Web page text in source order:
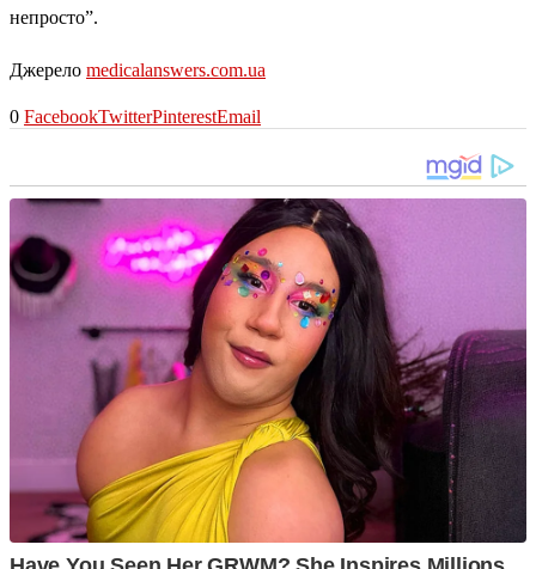
непросто”.
Джерело medicalanswers.com.ua
0 FacebookTwitterPinterestEmail